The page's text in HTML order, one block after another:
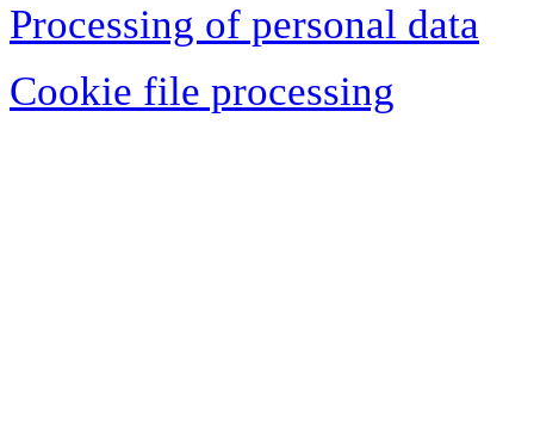
Processing of personal data
Cookie file processing